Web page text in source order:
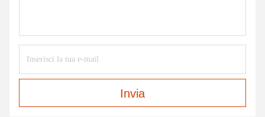
Invia